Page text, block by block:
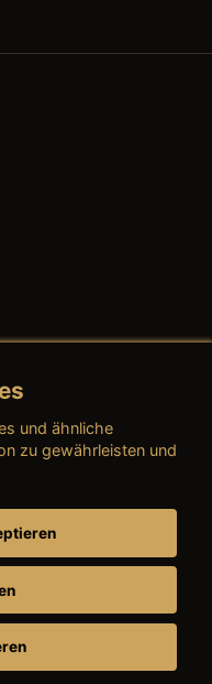
und ähnliche
zu gewährleisten und